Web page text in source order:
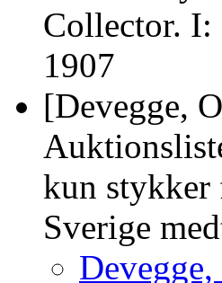
Collector. I:
1907
[Devegge,
kun stykker
Sverige